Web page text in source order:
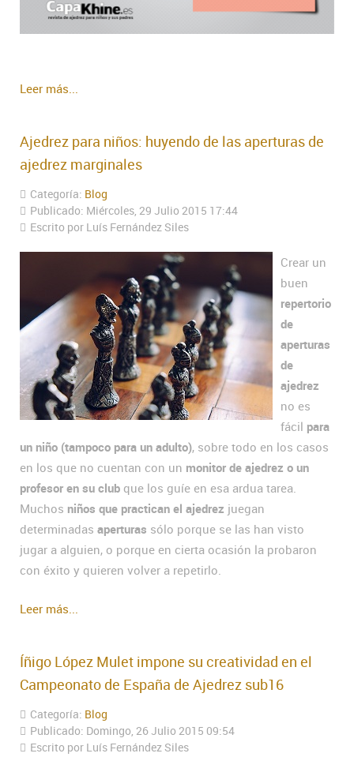
Leer más...
Ajedrez para niños: huyendo de las aperturas de
ajedrez marginales
Categoría: Blog
Publicado: Miércoles, 29 Julio 2015 17:44
Escrito por Luís Fernández Siles
Crear un
buen
repertorio
de
aperturas
de
ajedrez
no es
fácil para
un niño (tampoco para un adulto), sobre todo en los casos
en los que no cuentan con un monitor de ajedrez o un
profesor en su club que los guíe en esa ardua tarea.
Muchos niños que practican el ajedrez juegan
determinadas aperturas sólo porque se las han visto
jugar a alguien, o porque en cierta ocasión la probaron
con éxito y quieren volver a repetirlo.
Leer más...
Íñigo López Mulet impone su creatividad en el
Campeonato de España de Ajedrez sub16
Categoría: Blog
Publicado: Domingo, 26 Julio 2015 09:54
Escrito por Luís Fernández Siles